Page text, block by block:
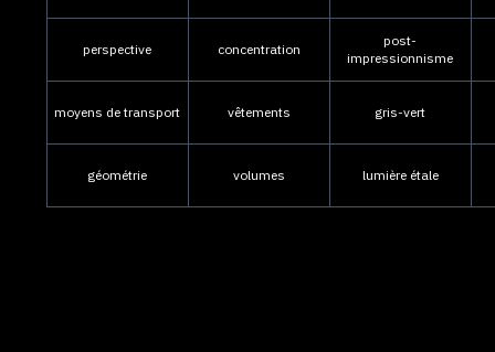
perspective concentration
post-
impressionnisme
moyens de transport vêtements gris-vert
géométrie volumes lumière étale